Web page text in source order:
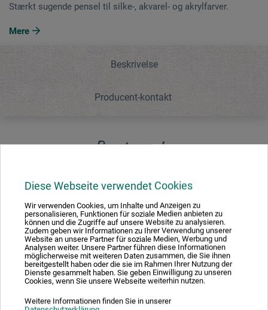
Diese Webseite verwendet Cookies
Wir verwenden Cookies, um Inhalte und Anzeigen zu
personalisieren, Funktionen für soziale Medien anbieten zu
können und die Zugriffe auf unsere Website zu analysieren.
Zudem geben wir Informationen zu Ihrer Verwendung unserer
Website an unsere Partner für soziale Medien, Werbung und
Analysen weiter. Unsere Partner führen diese Informationen
möglicherweise mit weiteren Daten zusammen, die Sie ihnen
bereitgestellt haben oder die sie im Rahmen Ihrer Nutzung der
Dienste gesammelt haben. Sie geben Einwilligung zu unseren
Cookies, wenn Sie unsere Webseite weiterhin nutzen.
Weitere Informationen finden Sie in unserer
Stærkt sugende pensel til silke-, akvarel- og akrylfarver.
Mere
Beskrivelse
Producent-kontakt
Beskrivelse
Stærkt sugende pensel til silke-, akvarel- og akrylfarver.
Producent-kontakt
Her finder du producentens kontaktoplysninger for dette
produkt.